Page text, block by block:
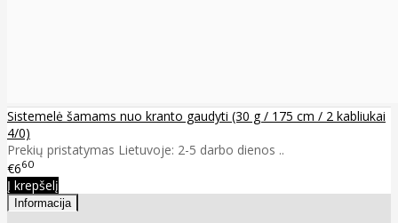
Sistemelė šamams nuo kranto gaudyti (30 g / 175 cm / 2 kabliukai
4/0)
Prekių pristatymas Lietuvoje: 2-5 darbo dienos ..
€660
Į krepšelį
Informacija